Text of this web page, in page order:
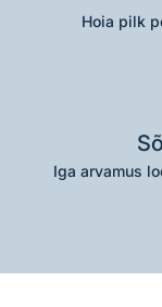
Hoia pilk
Iga arvamus